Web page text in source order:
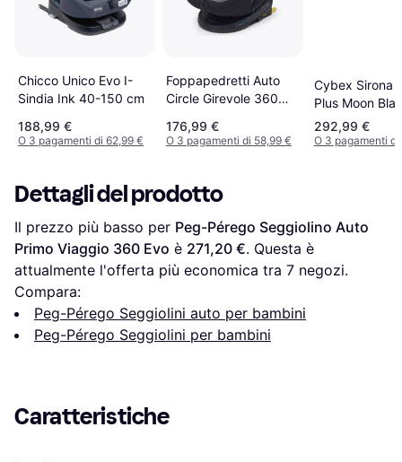
Chicco Unico Evo I-
Sindia Ink 40-150 cm
188,99 €
O 3 pagamenti di 62,99 €
Foppapedretti Auto
Circle Girevole 360
176,99 €
O 3 pagamenti di 58,99 €
Cybex Sirona
Plus Moon
inclusa
292,99 €
O 3 pagamenti di
Dettagli del prodotto
Il prezzo più basso per Peg-Pérego Seggiolino Auto
Primo Viaggio 360 Evo è 271,20 €. Questa è
attualmente l'offerta più economica tra 7 negozi.
Compara:
Peg-Pérego Seggiolini auto per bambini
Peg-Pérego Seggiolini per bambini
Caratteristiche